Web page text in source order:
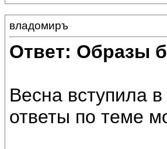
владомиръ
Ответ: Образы
Весна вступила
ответы по теме